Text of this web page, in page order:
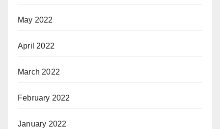
May 2022
April 2022
March 2022
February 2022
January 2022